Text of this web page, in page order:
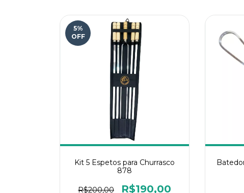
5%
OFF
Kit 5 Espetos para Churrasco
878
R$200,00 R$190,00